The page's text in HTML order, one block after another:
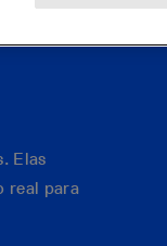
Elas
real para